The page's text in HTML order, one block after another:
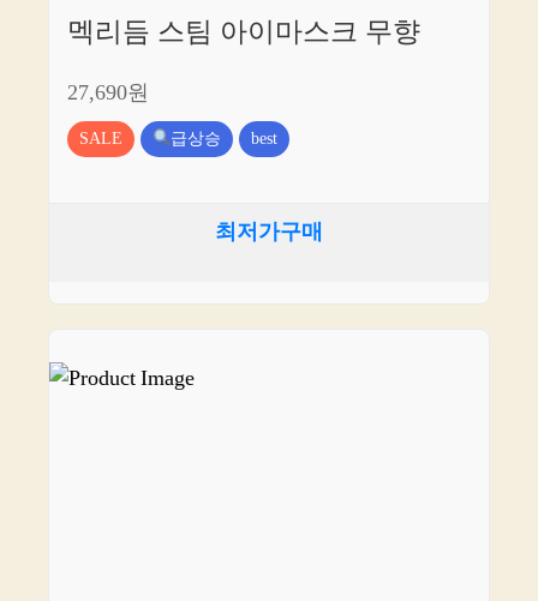
멕리듬 스팀 아이마스크 무향
27,690원
SALE 급상승 best
최저가구매